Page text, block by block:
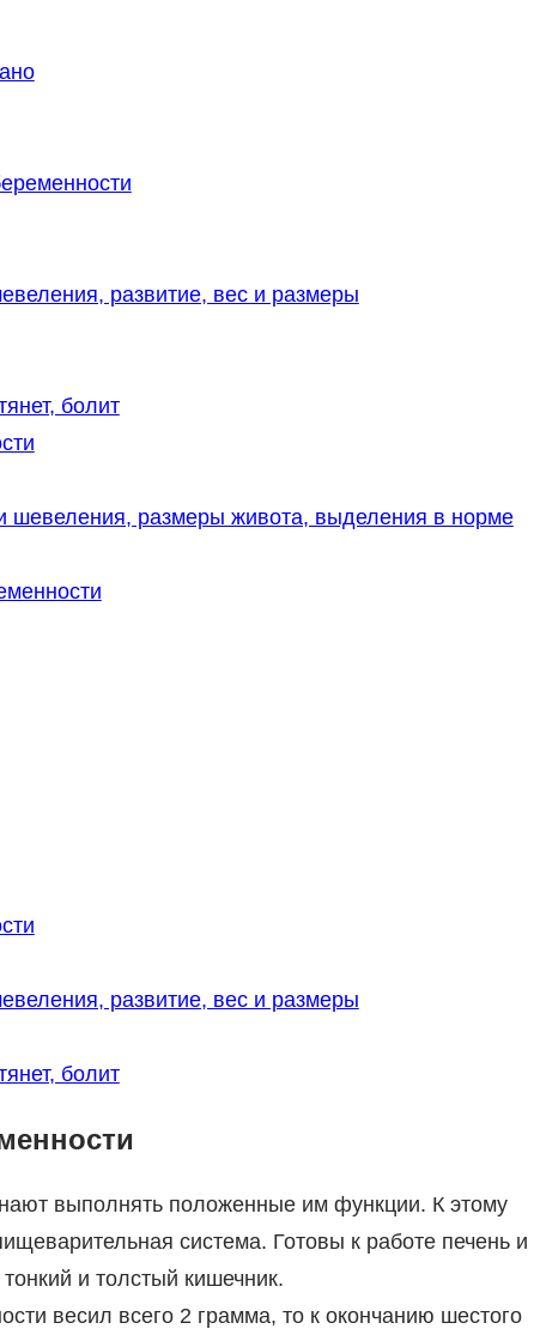
развитие, вес и размеры
болит
шевеления, размеры живота, выделения в норме
развитие, вес и размеры
болит
выполнять положенные им функции. К этому
система. Готовы к работе печень и
и толстый кишечник.
весил всего 2 грамма, то к окончанию шестого